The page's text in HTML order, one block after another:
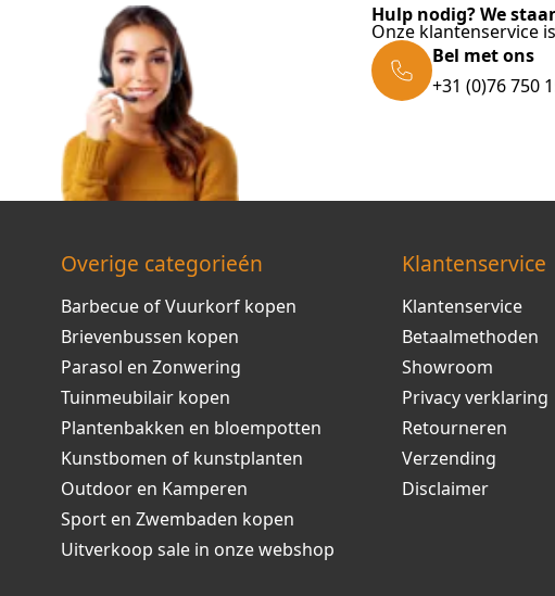
Hulp nodig? We
Onze klantenservice
Bel met ons
+31 (0)76 750
Overige categorieén
Barbecue of Vuurkorf kopen
Brievenbussen kopen
Parasol en Zonwering
Tuinmeubilair kopen
Plantenbakken en bloempotten
Kunstbomen of kunstplanten
Outdoor en Kamperen
Sport en Zwembaden kopen
Uitverkoop sale in onze webshop
Klantenservice
Klantenservice
Betaalmethoden
Showroom
Privacy verklaring
Retourneren
Verzending
Disclaimer